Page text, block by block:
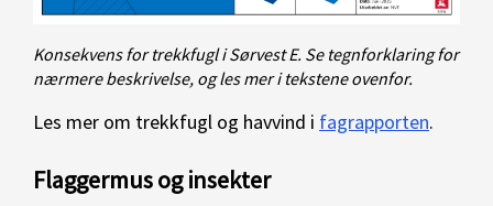
Konsekvens for trekkfugl i Sørvest E. Se tegnforklaring for
nærmere beskrivelse, og les mer i tekstene ovenfor.
Les mer om trekkfugl og havvind i fagrapporten.
Flaggermus og insekter